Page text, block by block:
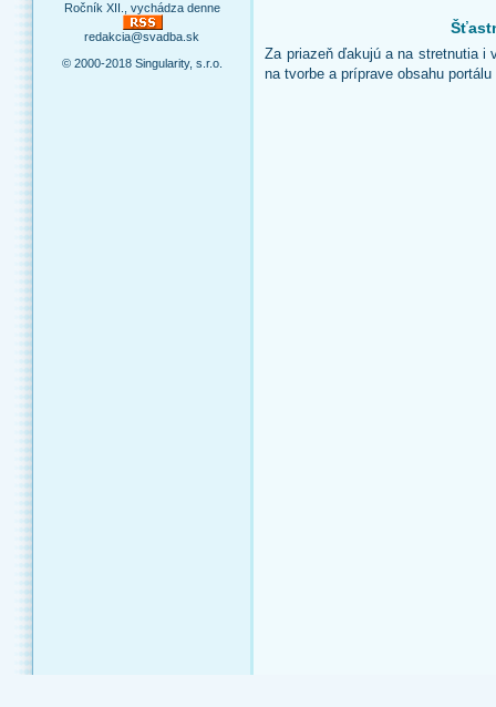
Ročník XII., vychádza denne
redakcia@svadba.sk
© 2000-2018 Singularity, s.r.o.
Za priazeň ďakujú a na stretnutia
na tvorbe a príprave obsahu